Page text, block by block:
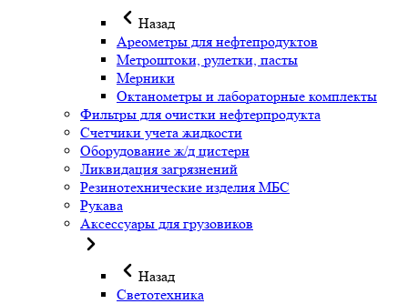
Назад
Ареометры для нефтепродуктов
Метроштоки, рулетки, пасты
Мерники
Октанометры и лабораторные комплекты
Фильтры для очистки нефтерпродукта
Счетчики учета жидкости
Оборудование ж/д цистерн
Ликвидация загрязнений
Резинотехнические изделия МБС
Рукава
Аксессуары для грузовиков
Назад
Светотехника